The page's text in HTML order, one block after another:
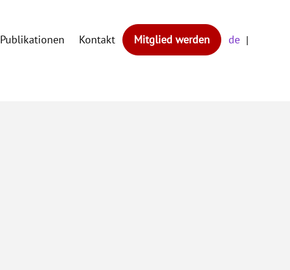
Publikationen Kontakt Mitglied werden
de